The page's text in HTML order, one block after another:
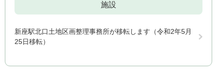
施設
新座駅北口土地区画整理事務所が移転します（令和2年5月
25日移転）